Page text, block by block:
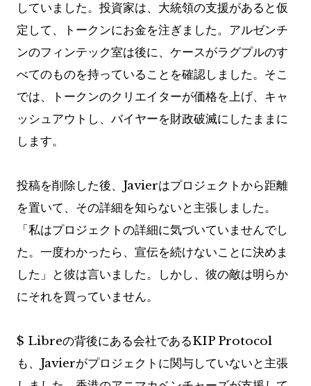
していました。投資家は、大統領の支援があると仮
定して、トークンにお金を注ぎました。アルゼンチ
ンのフィンテック室は後に、ケースがラグプルのす
べてのものを持っていることを確認しました。そこ
では、トークンのクリエイターが価格を上げ、キャ
ッシュアウトし、バイヤーを財政破滅にしたままに
します。
投稿を削除した後、Javierはプロジェクトから距離
を置いて、その詳細を知らないと主張しました。
「私はプロジェクトの詳細に気づいていませんでし
た。一度わかったら、宣伝を続けないことに決めま
した」と彼は言いました。しかし、彼の敵は明らか
にそれを買っていません。
$ Libreの背後にある会社であるKIP Protocol
も、Javierがプロジェクトに関与していないと主張